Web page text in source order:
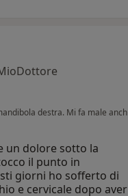
destra. Mi fa male anch
un dolore sotto la
il punto in
giorni ho sofferto di
e cervicale dopo aver